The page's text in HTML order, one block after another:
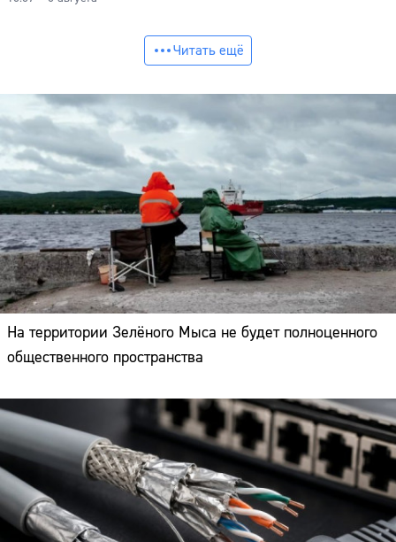
Читать ещё
На территории Зелёного Мыса не будет полноценного
общественного пространства